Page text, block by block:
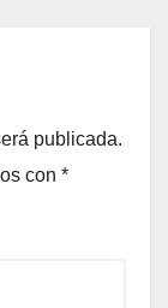
publicada.
con *